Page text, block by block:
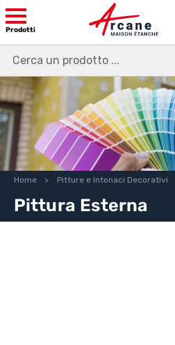
Prodotti
Home Pitture e Intonaci Decorativi
Pittura Esterna